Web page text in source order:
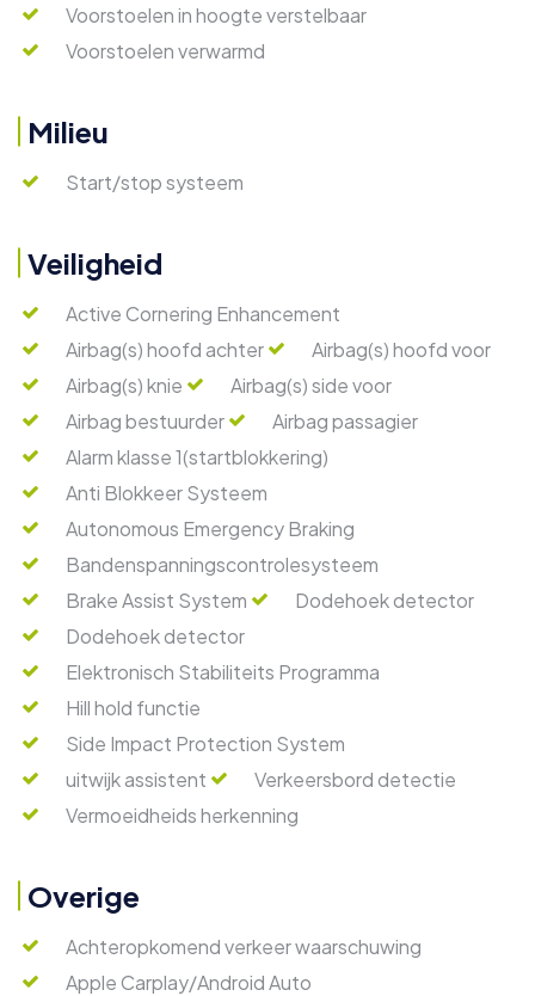
Voorstoelen in hoogte verstelbaar
Voorstoelen verwarmd
Milieu
Start/stop systeem
Veiligheid
Active Cornering Enhancement
Airbag(s) hoofd achter
Airbag(s) hoofd voor
Airbag(s) knie
Airbag(s) side voor
Airbag bestuurder
Airbag passagier
Alarm klasse 1(startblokkering)
Anti Blokkeer Systeem
Autonomous Emergency Braking
Bandenspanningscontrolesysteem
Brake Assist System
Dodehoek detector
Dodehoek detector
Elektronisch Stabiliteits Programma
Hill hold functie
Side Impact Protection System
uitwijk assistent
Verkeersbord detectie
Vermoeidheids herkenning
Overige
Achteropkomend verkeer waarschuwing
Apple Carplay/Android Auto